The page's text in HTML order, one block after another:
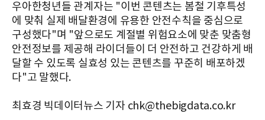
우아한청년들 관계자는 "이번 콘텐츠는 봄철 기후특성
에 맞춰 실제 배달환경에 유용한 안전수칙을 중심으로
구성했다"며 "앞으로도 계절별 위험요소에 맞춘 맞춤형
안전정보를 제공해 라이더들이 더 안전하고 건강하게 배
달할 수 있도록 실효성 있는 콘텐츠를 꾸준히 배포하겠
다"고 말했다.
최효경 빅데이터뉴스 기자 chk@thebigdata.co.kr